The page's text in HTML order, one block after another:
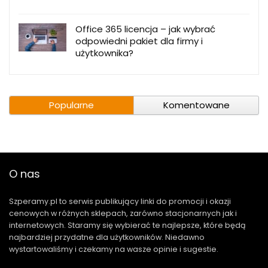
Office 365 licencja – jak wybrać
odpowiedni pakiet dla firmy i
użytkownika?
Popularne Komentowane
O nas
Szperamy.pl to serwis publikujący linki do promocji i okazji
cenowych w różnych sklepach, zarówno stacjonarnych jak i
internetowych. Staramy się wybierać te najlepsze, które będą
najbardziej przydatne dla użytkowników. Niedawno
wystartowaliśmy i czekamy na wasze opinie i sugestie.